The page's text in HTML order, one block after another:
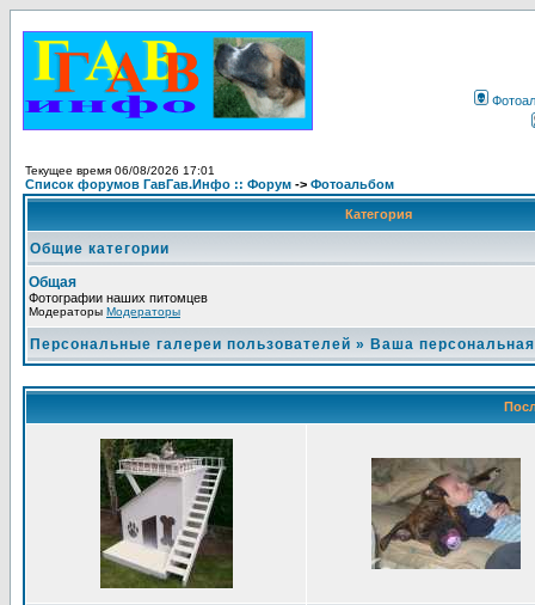
Текущее время 06/08/2026 17:01
Список форумов ГавГав.Инфо :: Форум -> Фотоальбом
Категория
Общие категории
Общая
Фотографии наших питомцев
Модераторы Модераторы
Персональные галереи пользователей » Ваша